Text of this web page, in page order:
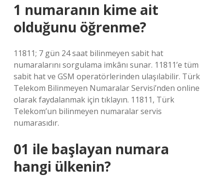
1 numaranın kime ait
olduğunu öğrenme?
11811; 7 gün 24 saat bilinmeyen sabit hat
numaralarını sorgulama imkânı sunar. 11811’e tüm
sabit hat ve GSM operatörlerinden ulaşılabilir. Türk
Telekom Bilinmeyen Numaralar Servisi’nden online
olarak faydalanmak için tıklayın. 11811, Türk
Telekom’un bilinmeyen numaralar servis
numarasıdır.
01 ile başlayan numara
hangi ülkenin?